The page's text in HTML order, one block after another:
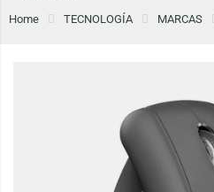
Home TECNOLOGÍA MARCAS